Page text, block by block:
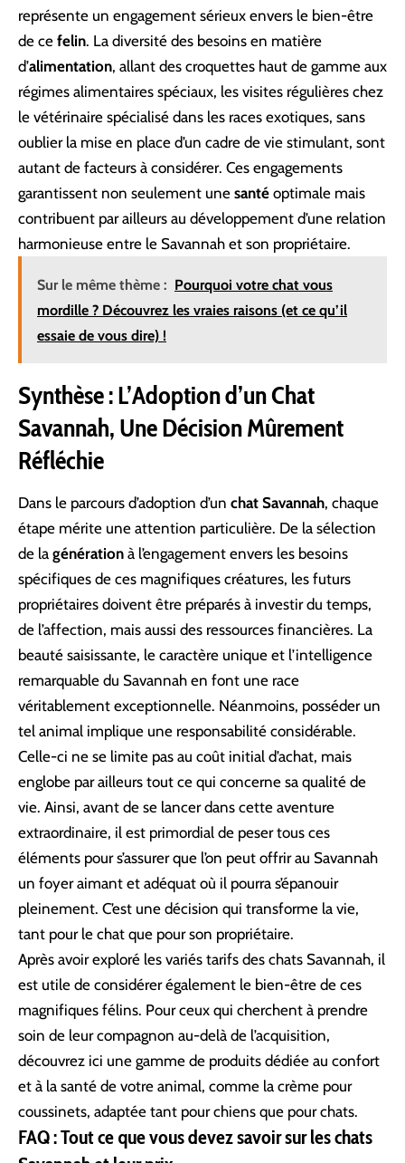
représente un engagement sérieux envers le bien-être
de ce felin. La diversité des besoins en matière
d’alimentation, allant des croquettes haut de gamme aux
régimes alimentaires spéciaux, les visites régulières chez
le vétérinaire spécialisé dans les races exotiques, sans
oublier la mise en place d’un cadre de vie stimulant, sont
autant de facteurs à considérer. Ces engagements
garantissent non seulement une santé optimale mais
contribuent par ailleurs au développement d’une relation
harmonieuse entre le Savannah et son propriétaire.
Sur le même thème : Pourquoi votre chat vous
mordille ? Découvrez les vraies raisons (et ce qu’il
essaie de vous dire) !
Synthèse : L’Adoption d’un Chat
Savannah, Une Décision Mûrement
Réfléchie
Dans le parcours d’adoption d’un chat Savannah, chaque
étape mérite une attention particulière. De la sélection
de la génération à l’engagement envers les besoins
spécifiques de ces magnifiques créatures, les futurs
propriétaires doivent être préparés à investir du temps,
de l’affection, mais aussi des ressources financières. La
beauté saisissante, le caractère unique et l’intelligence
remarquable du Savannah en font une race
véritablement exceptionnelle. Néanmoins, posséder un
tel animal implique une responsabilité considérable.
Celle-ci ne se limite pas au coût initial d’achat, mais
englobe par ailleurs tout ce qui concerne sa qualité de
vie. Ainsi, avant de se lancer dans cette aventure
extraordinaire, il est primordial de peser tous ces
éléments pour s’assurer que l’on peut offrir au Savannah
un foyer aimant et adéquat où il pourra s’épanouir
pleinement. C’est une décision qui transforme la vie,
tant pour le chat que pour son propriétaire.
Après avoir exploré les variés tarifs des chats Savannah, il
est utile de considérer également le bien-être de ces
magnifiques félins. Pour ceux qui cherchent à prendre
soin de leur compagnon au-delà de l’acquisition,
découvrez ici une gamme de produits dédiée au confort
et à la santé de votre animal, comme la crème pour
coussinets, adaptée tant pour chiens que pour chats.
FAQ : Tout ce que vous devez savoir sur les chats